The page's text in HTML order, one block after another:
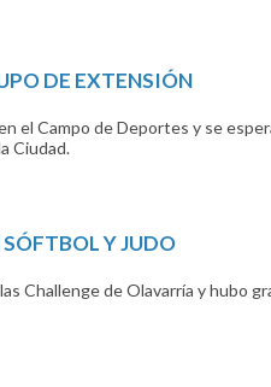
DE EXTENSIÓN
el Campo de Deportes y se
Ciudad.
SÓFTBOL Y JUDO
Challenge de Olavarría y hubo